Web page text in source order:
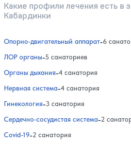
Какие профили лечения есть в
Кабардинки
Опорно-двигательный аппарат-6
ЛОР органы-5 санаториев
Органы дыхания-4 санатория
Нервная система-4 санатория
Гинекология-3 санатория
Сердечно-сосудистая система-2
Covid-19-2 санатория